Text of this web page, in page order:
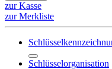
zur Kasse
zur Merkliste
Schlüsselorganisation